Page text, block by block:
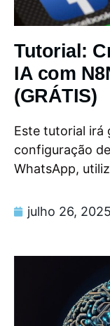
Tutorial:
IA com
(GRÁTIS)
Este tutorial irá
configuração
WhatsApp,
julho 26, 2025